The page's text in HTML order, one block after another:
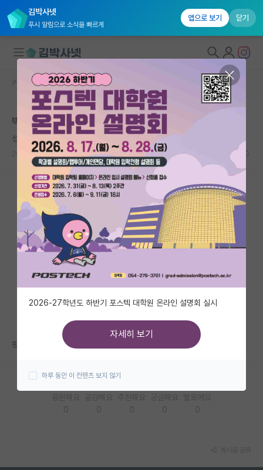
김박사넷
푸시 알림으로 소식을 빠르게
앱으로 보기 닫기
대학원생 모집
국내대학원 정보
연구실&오픈랩
커뮤니티
커뮤니티 홈
전체글보기
베스트 게시판
IF 명예의전당
자유 게시판(아무개랩)
미국 유학 게시판
미국 대학원 합격 후기 게시판
대학원 합격 후기 게시판
커뮤니티 홈 자유 게시판(아무개랩)
박사를 해야 졸업시켜준답니다
성실한 리처드 파인만
2024.04.04 11 7351
펑
2026-27학년도 하반기 포스텍 대학원 온라인 설명회 실시
자세히 보기
하루 동안 이 컨텐츠 보지 않기